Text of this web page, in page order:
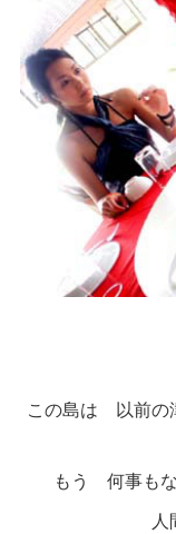
この島は 以前の
もう 何事も
人